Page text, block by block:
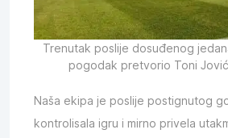
Trenutak poslije dosuđenog
pogodak pretvorio Toni
Naša ekipa je poslije postignutog
kontrolisala igru i mirno privela